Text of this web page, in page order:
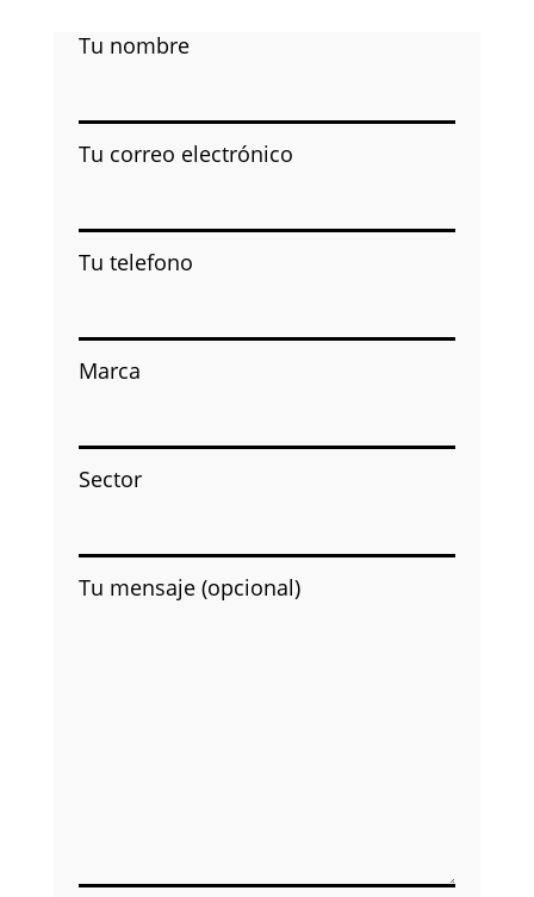
Tu nombre
Tu correo electrónico
Tu telefono
Marca
Sector
Tu mensaje (opcional)